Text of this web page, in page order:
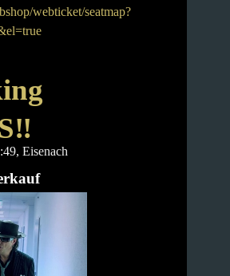
webticket/seatmap?
, Eisenach